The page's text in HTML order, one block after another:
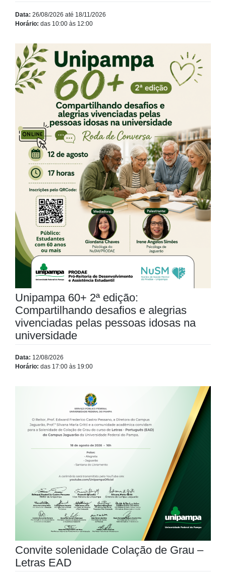
Data: 26/08/2026 até 18/11/2026
Horário: das 10:00 às 12:00
Unipampa 60+ 2ª edição:
Compartilhando desafios e alegrias
vivenciadas pelas pessoas idosas na
universidade
Data: 12/08/2026
Horário: das 17:00 às 19:00
Convite solenidade Colação de Grau –
Letras EAD